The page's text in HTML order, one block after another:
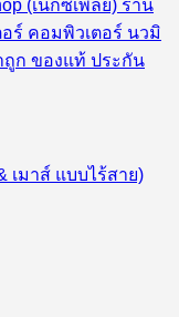
เมาส์ แบบไร้สาย)